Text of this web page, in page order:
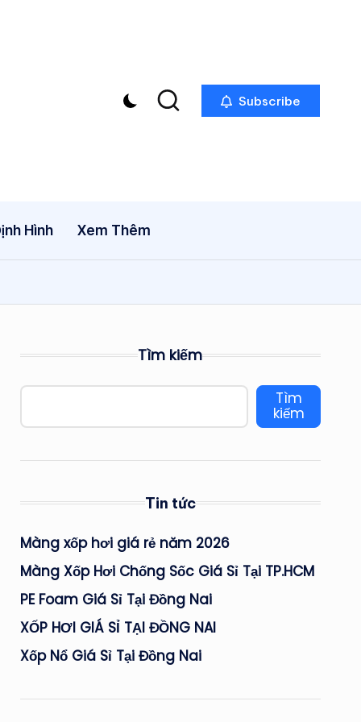
Subscribe
Hình Xem Thêm
Tìm kiếm
Tìm
kiếm
Tin tức
Màng xốp hơi giá rẻ năm 2026
Màng Xốp Hơi Chống Sốc Giá Sỉ Tại TP.HCM
PE Foam Giá Sỉ Tại Đồng Nai
XỐP HƠI GIÁ SỈ TẠI ĐỒNG NAI
Xốp Nổ Giá Sỉ Tại Đồng Nai